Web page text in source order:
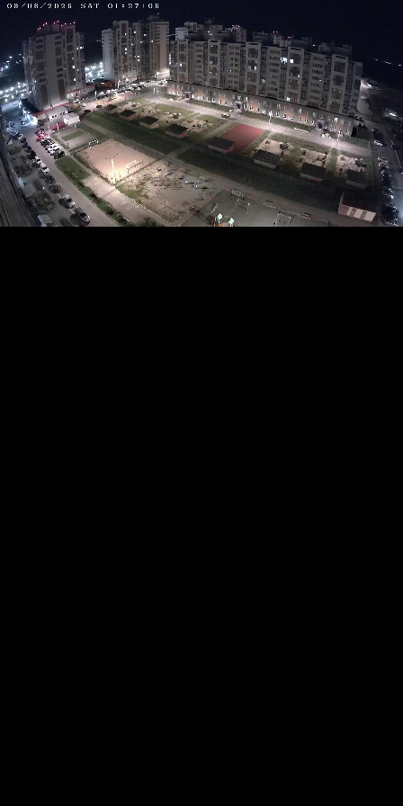
HD RTSP.ME